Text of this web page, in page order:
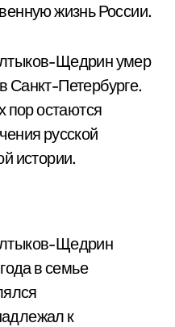
жизнь России.
Щедрин умер
Санкт-Петербурге.
пор остаются
русской
истории.
Щедрин
в семье
к